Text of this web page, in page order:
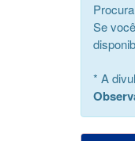
Se
* A